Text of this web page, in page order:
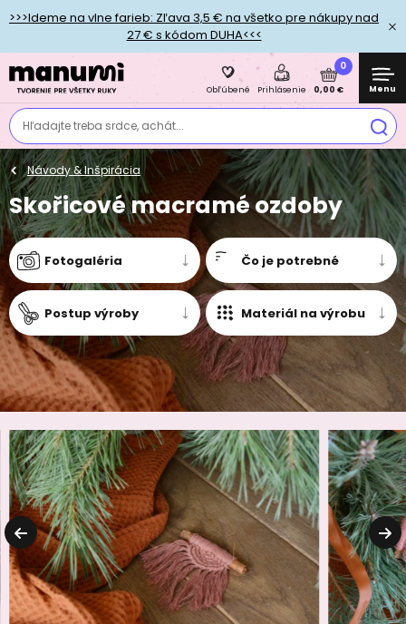
>>>Ideme na vlne farieb: Zľava 3,5 € na všetko pre nákupy nad
27 € s kódom DUHA<<<
Hľadajte treba srdce, achát...
Obľúbené Prihlásenie
0
0,00 € Menu
Návody & Inšpirácia
Skořicové macramé ozdoby
Fotogaléria Čo je potrebné
Postup výroby Materiál na výrobu